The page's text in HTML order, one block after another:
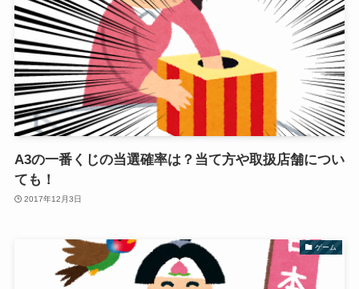
A3の一番くじの当選確率は？当て方や取扱店舗につい
ても！
2017年12月3日
ゲーム